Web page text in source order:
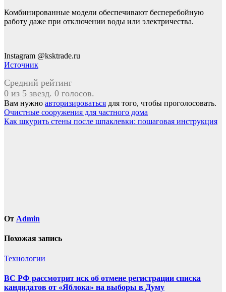
Комбинированные модели обеспечивают бесперебойную
работу даже при отключении воды или электричества.
Instagram @ksktrade.ru
Источник
Средний рейтинг
0 из 5 звезд. 0 голосов.
Вам нужно авторизироваться для того, чтобы проголосовать.
Навигация
по
Очистные сооружения для частного дома
Как шкурить стены после шпаклевки: пошаговая инструкция
От Admin
Похожая запись
Технологии
ВС РФ рассмотрит иск об отмене регистрации списка
кандидатов от «Яблока» на выборы в Думу